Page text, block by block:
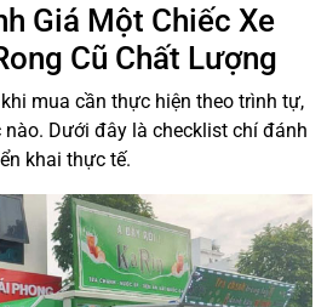
Giá Một Chiếc Xe
Cũ Chất Lượng
mua cần thực hiện theo trình tự,
Dưới đây là checklist chí đánh
khai thực tế.